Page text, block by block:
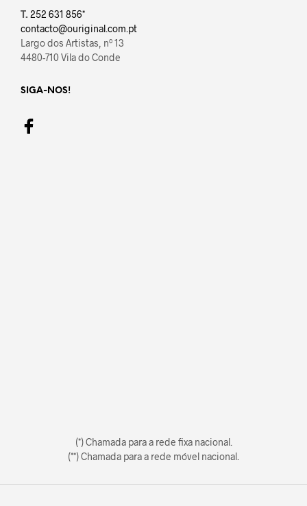
T. 252 631 856*
contacto@ouriginal.com.pt
Largo dos Artistas, nº 13
4480-710 Vila do Conde
SIGA-NOS!
(*) Chamada para a rede fixa nacional.
(**) Chamada para a rede móvel nacional.